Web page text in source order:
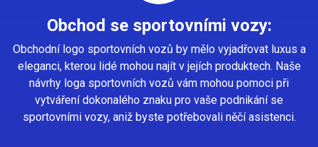
Obchod se sportovními vozy:
Obchodní logo sportovních vozů by mělo vyjadřovat luxus a
eleganci, kterou lidé mohou najít v jejích produktech. Naše
návrhy loga sportovních vozů vám mohou pomoci při
vytváření dokonalého znaku pro vaše podnikání se
sportovními vozy, aniž byste potřebovali něčí asistenci.